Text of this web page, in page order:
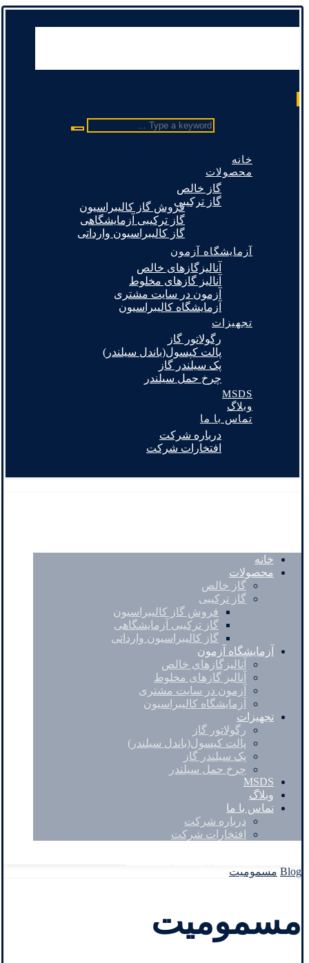
خانه
محصولات
گاز خالص
گاز ترکیبیفروش گاز کالیبراسیون
گاز ترکیبی آزمایشگاهی
گاز کالیبراسیون وارداتی
آزمایشگاه آزمون
آنالیزگازهای خالص
آنالیز گازهای مخلوط
آزمون در سایت مشتری
آزمایشگاه کالیبراسیون
تجهیزات
رگولاتور گاز
پالت کپسول(باندل سیلندر)
پک سیلندر گاز
چرخ حمل سیلندر
MSDS
وبلاگ
تماس با ما
درباره شرکت
افتخارات شرکت
خانه
محصولات
گاز خالص
گاز ترکیبی
فروش گاز کالیبراسیون
گاز ترکیبی آزمایشگاهی
گاز کالیبراسیون وارداتی
آزمایشگاه آزمون
آنالیزگازهای خالص
آنالیز گازهای مخلوط
آزمون در سایت مشتری
آزمایشگاه کالیبراسیون
تجهیزات
رگولاتور گاز
پالت کپسول(باندل سیلندر)
پک سیلندر گاز
چرخ حمل سیلندر
MSDS
وبلاگ
تماس با ما
درباره شرکت
افتخارات شرکت
Blog مسمومیت
مسمومیت